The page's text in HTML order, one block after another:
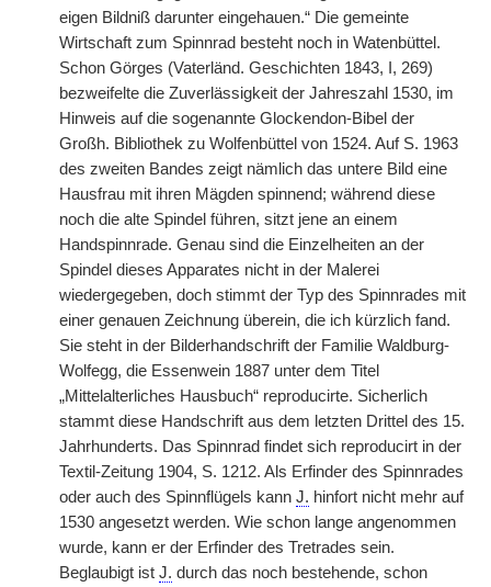
eigen Bildniß darunter eingehauen.“ Die gemeinte
Wirtschaft zum Spinnrad besteht noch in Watenbüttel.
Schon Görges (Vaterländ. Geschichten 1843, I, 269)
bezweifelte die Zuverlässigkeit der Jahreszahl 1530, im
Hinweis auf die sogenannte Glockendon-Bibel der
Großh. Bibliothek zu Wolfenbüttel von 1524. Auf S. 1963
des zweiten Bandes zeigt nämlich das untere Bild eine
Hausfrau mit ihren Mägden spinnend; während diese
noch die alte Spindel führen, sitzt jene an einem
Handspinnrade. Genau sind die Einzelheiten an der
Spindel dieses Apparates nicht in der Malerei
wiedergegeben, doch stimmt der Typ des Spinnrades mit
einer genauen Zeichnung überein, die ich kürzlich fand.
Sie steht in der Bilderhandschrift der Familie Waldburg-
Wolfegg, die Essenwein 1887 unter dem Titel
„Mittelalterliches Hausbuch“ reproducirte. Sicherlich
stammt diese Handschrift aus dem letzten Drittel des 15.
Jahrhunderts. Das Spinnrad findet sich reproducirt in der
Textil-Zeitung 1904, S. 1212. Als Erfinder des Spinnrades
oder auch des Spinnflügels kann J. hinfort nicht mehr auf
1530 angesetzt werden. Wie schon lange angenommen
wurde, kann er der Erfinder des Tretrades sein.
Beglaubigt ist J. durch das noch bestehende, schon